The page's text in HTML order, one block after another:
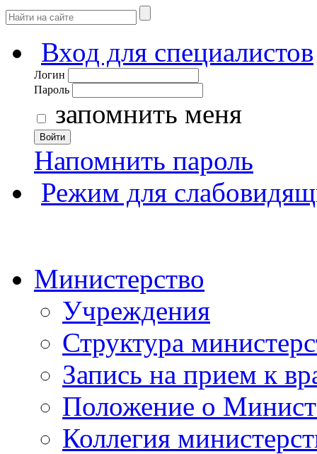
Вход для специалистов
Логин
Пароль
запомнить меня
Войти
Напомнить пароль
Режим для
Министерство
Учреждения
Структура
Запись на прием к
Положение о
Коллегия